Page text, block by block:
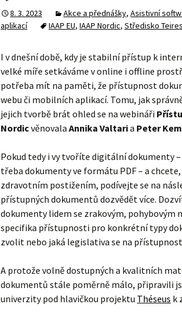
8. 3. 2023 Akce a přednášky, Asistivní
aplikací
IAAP EU, IAAP Nordic, Středisko
I v dnešní době, kdy je stabilní přístup k
velké míře setkáváme v online i offline
potřeba mít na paměti, že přístupnost
webu či mobilních aplikací. Tomu, jak
jejich tvorbě brát ohled se na webináři
Nordicvěnovala Annika Valtaria Peter
Pokud tedy i vy tvoříte digitální dokumenty
třeba dokumenty ve formátu PDF – a
zdravotním postižením, podívejte se na
přístupných dokumentů dozvědět více.
dokumenty lidem se zrakovým,
specifika přístupnosti pro konkrétní typy
zvolit nebo jaká legislativa se na
A protože volně dostupných a kvalitních
dokumentů stále poměrně málo, připravili
univerzity pod hlavičkou projektu Théseus k